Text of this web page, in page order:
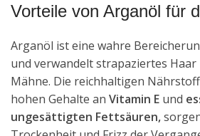
Vorteile von Arganöl für
Arganöl ist eine wahre
und verwandelt strapaziertes
Mähne. Die reichhaltigen
hohen Gehalte an Vitamin E und
ungesättigten Fettsäuren,